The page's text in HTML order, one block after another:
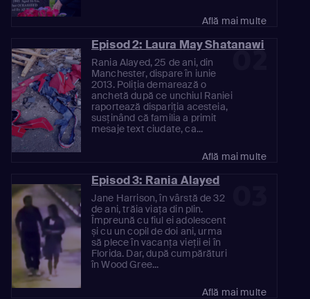
Află mai multe
02
Episod 2: Laura May Shatanawi
Rania Alayed, 25 de ani, din
Manchester, dispare în iunie
2013. Poliția demarează o
anchetă după ce unchiul Raniei
raportează dispariția acesteia,
susținând că familia a primit
mesaje text ciudate, ca...
Află mai multe
Episod 3: Rania Alayed
Jane Harrison, în vârstă de 32
de ani, trăia viața din plin.
Împreună cu fiul ei adolescent
și cu un copil de doi ani, urma
să plece în vacanța vieții ei în
Florida. Dar, după cumpărături
în Wood Gree...
Află mai multe